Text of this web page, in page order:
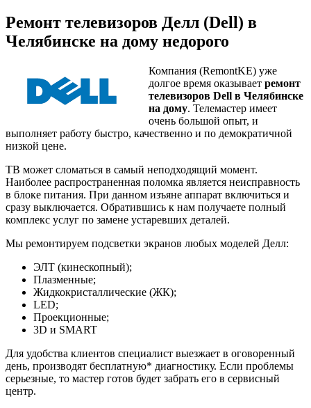
Ремонт телевизоров Делл (Dell) в
Челябинске на дому недорого
Компания (RemontKE) уже
долгое время оказывает ремонт
телевизоров Dell в Челябинске
на дому. Телемастер имеет
очень большой опыт, и
выполняет работу быстро, качественно и по демократичной
низкой цене.
ТВ может сломаться в самый неподходящий момент.
Наиболее распространенная поломка является неисправность
в блоке питания. При данном изъяне аппарат включиться и
сразу выключается. Обратившись к нам получаете полный
комплекс услуг по замене устаревших деталей.
Мы ремонтируем подсветки экранов любых моделей Делл:
ЭЛТ (кинескопный);
Плазменные;
Жидкокристаллические (ЖК);
LED;
Проекционные;
3D и SMART
Для удобства клиентов специалист выезжает в оговоренный
день, производят бесплатную* диагностику. Если проблемы
серьезные, то мастер готов будет забрать его в сервисный
центр.